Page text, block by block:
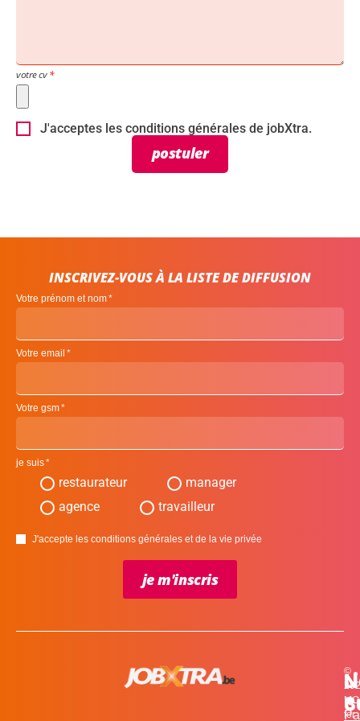
votre cv
J'acceptes les conditions générales de jobXtra.
postuler
©
for
INSCRIVEZ-VOUS À LA LISTE DE DIFFUSION
Votre prénom et nom
Votre email
Votre gsm
je suis
restaurateur
manager
agence
travailleur
J'accepte les conditions générales et de la vie privée
je m'inscris